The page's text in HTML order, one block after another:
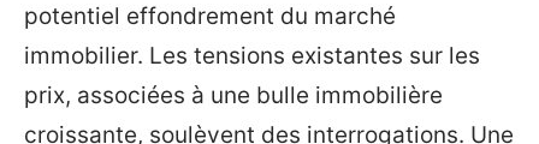
potentiel effondrement du marché
immobilier. Les tensions existantes sur les
prix, associées à une bulle immobilière
croissante, soulèvent des interrogations. Une